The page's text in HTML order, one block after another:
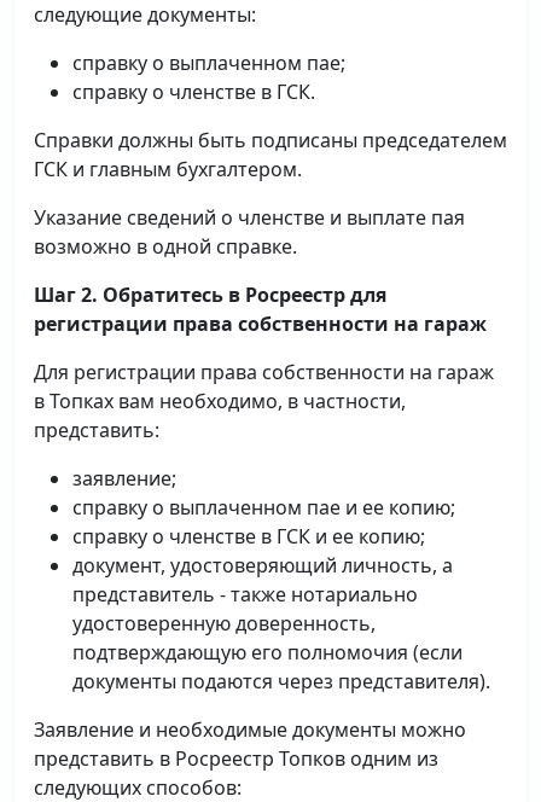
следующие документы:
справку о выплаченном пае;
справку о членстве в ГСК.
Справки должны быть подписаны председателем
ГСК и главным бухгалтером.
Указание сведений о членстве и выплате пая
возможно в одной справке.
Шаг 2. Обратитесь в Росреестр для
регистрации права собственности на гараж
Для регистрации права собственности на гараж
в Топках вам необходимо, в частности,
представить:
заявление;
справку о выплаченном пае и ее копию;
справку о членстве в ГСК и ее копию;
документ, удостоверяющий личность, а
представитель - также нотариально
удостоверенную доверенность,
подтверждающую его полномочия (если
документы подаются через представителя).
Заявление и необходимые документы можно
представить в Росреестр Топков одним из
следующих способов: